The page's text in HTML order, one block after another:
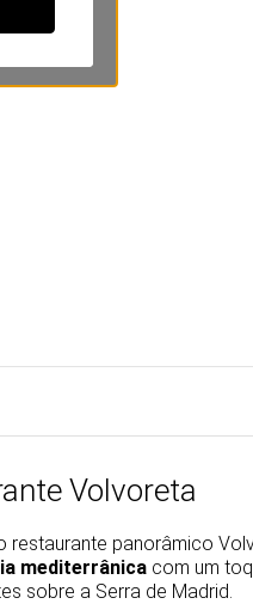
Volvoreta
restaurante panorâmico
mediterrânica com um
sobre a Serra de Madrid.